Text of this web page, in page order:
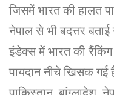
जिसमें भारत की हालत
नेपाल से भी बदत्तर
इंडेक्स में भारत की
पायदान नीचे खिसक गई